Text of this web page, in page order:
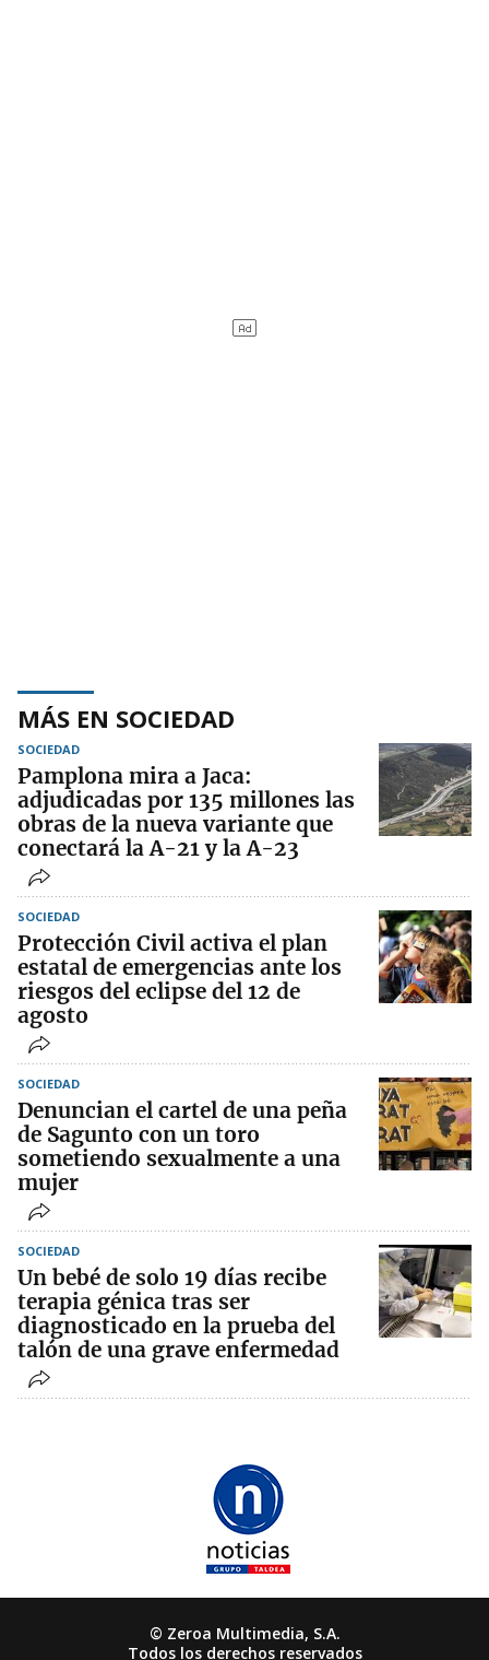
MÁS EN SOCIEDAD
SOCIEDAD
Pamplona mira a Jaca:
adjudicadas por 135 millones las
obras de la nueva variante que
conectará la A-21 y la A-23
SOCIEDAD
Protección Civil activa el plan
estatal de emergencias ante los
riesgos del eclipse del 12 de
agosto
SOCIEDAD
Denuncian el cartel de una peña
de Sagunto con un toro
sometiendo sexualmente a una
mujer
SOCIEDAD
Un bebé de solo 19 días recibe
terapia génica tras ser
diagnosticado en la prueba del
talón de una grave enfermedad
© Zeroa Multimedia, S.A.
Todos los derechos reservados